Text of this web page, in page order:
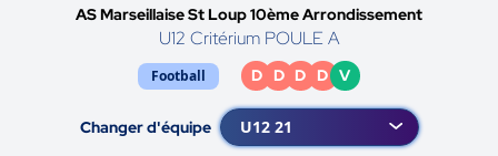
AS Marseillaise St Loup 10ème Arrondissement
U12 Critérium POULE A
Football D D D D V
Changer d'équipe